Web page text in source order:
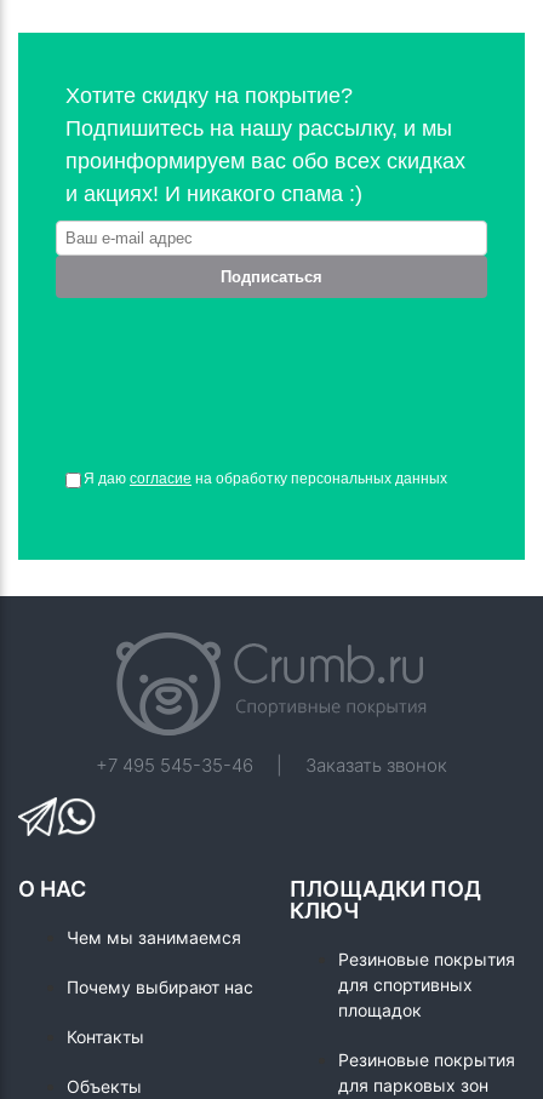
Хотите скидку на покрытие?
Подпишитесь на нашу рассылку, и мы
проинформируем вас обо всех скидках
и акциях! И никакого спама :)
Подписаться
Я даю согласие на обработку персональных данных
+7 495 545-35-46 Заказать звонок
О НАС
Чем мы занимаемся
Почему выбирают нас
Контакты
Объекты
ПЛОЩАДКИ ПОД
КЛЮЧ
Резиновые покрытия
для спортивных
площадок
Резиновые покрытия
для парковых зон